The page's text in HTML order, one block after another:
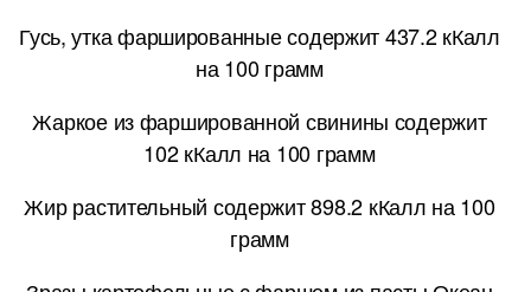
Гусь, утка фаршированные содержит 437.2 кКалл
на 100 грамм
Жаркое из фаршированной свинины содержит
102 кКалл на 100 грамм
Жир растительный содержит 898.2 кКалл на 100
грамм